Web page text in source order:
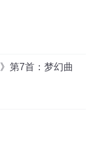
第7首：梦幻曲